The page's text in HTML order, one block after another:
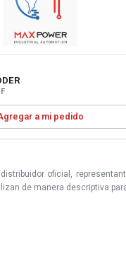
a mi pedido
oficial,
de manera descriptiva